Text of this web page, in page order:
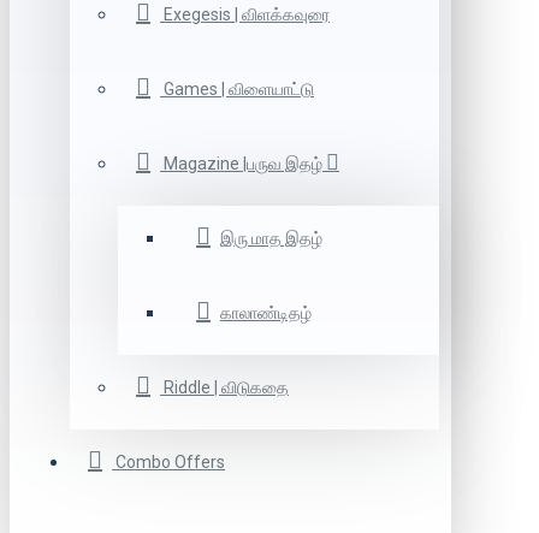
Exegesis | விளக்கவுரை
Games | விளையாட்டு
Magazine |பருவ இதழ்
இரு மாத இதழ்
காலாண்டிதழ்
Riddle | விடுகதை
Combo Offers